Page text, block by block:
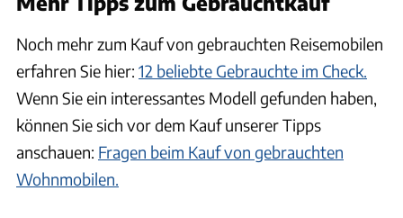
Noch mehr zum Kauf von gebrauchten Reisemobilen
erfahren Sie hier: 12 beliebte Gebrauchte im Check.
Wenn Sie ein interessantes Modell gefunden haben,
können Sie sich vor dem Kauf unserer Tipps
anschauen: Fragen beim Kauf von gebrauchten
Wohnmobilen.